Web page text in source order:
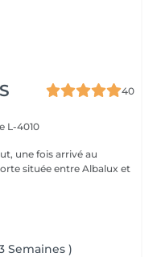
40
L-4010
située entre Albalux et
Semaines )